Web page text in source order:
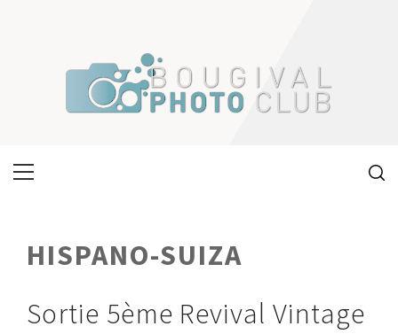
Primary
HISPANO-SUIZA
Sortie 5ème Revival Vintage